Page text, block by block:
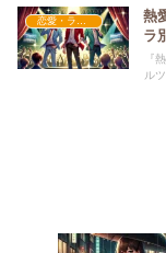
恋愛・ラブコメ
熱
ラ
『
ル